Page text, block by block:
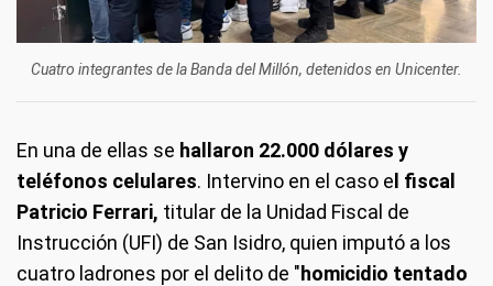
Cuatro integrantes de la Banda del Millón, detenidos en Unicenter.
En una de ellas se hallaron 22.000 dólares y
teléfonos celulares. Intervino en el caso el fiscal
Patricio Ferrari, titular de la Unidad Fiscal de
Instrucción (UFI) de San Isidro, quien imputó a los
cuatro ladrones por el delito de "homicidio tentado